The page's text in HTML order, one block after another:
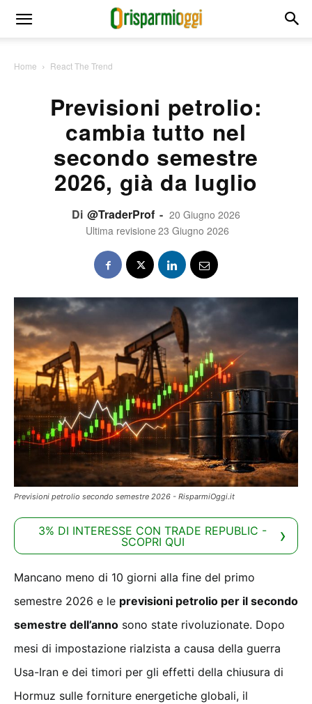
Home React The Trend
Previsioni petrolio:
cambia tutto nel
secondo semestre
2026, già da luglio
Di @TraderProf - 20 Giugno 2026
Ultima revisione 23 Giugno 2026
Previsioni petrolio secondo semestre 2026 - RisparmiOggi.it
3% DI INTERESSE CON TRADE REPUBLIC -
SCOPRI QUI
Mancano meno di 10 giorni alla fine del primo
semestre 2026 e le previsioni petrolio per il secondo
semestre dell’anno sono state rivoluzionate. Dopo
mesi di impostazione rialzista a causa della guerra
Usa-Iran e dei timori per gli effetti della chiusura di
Hormuz sulle forniture energetiche globali, il